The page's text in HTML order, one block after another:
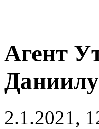
Агент
2.1.2021,